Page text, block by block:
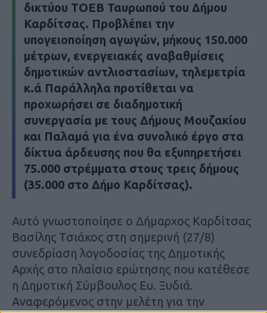
δικτύου ΤΟΕΒ Ταυρωπού του Δήμου
Καρδίτσας. Προβλέπει την
υπογειοποίηση αγωγών, μήκους 150.000
μέτρων, ενεργειακές αναβαθμίσεις
δημοτικών αντλιοστασίων, τηλεμετρία
κ.ά Παράλληλα προτίθεται να
προχωρήσει σε διαδημοτική
συνεργασία με τους Δήμους Μουζακίου
και Παλαμά για ένα συνολικό έργο στα
δίκτυα άρδευσης που θα εξυπηρετήσει
75.000 στρέμματα στους τρεις δήμους
(35.000 στο Δήμο Καρδίτσας).
Αυτό γνωστοποίησε ο Δήμαρχος Καρδίτσας
Βασίλης Τσιάκος στη σημερινή (27/8)
συνεδρίαση λογοδοσίας της Δημοτικής
Αρχής στο πλαίσιο ερώτησης που κατέθεσε
η Δημοτική Σύμβουλος Ευ. Ξυδιά.
Αναφερόμενος στην μελέτη για την